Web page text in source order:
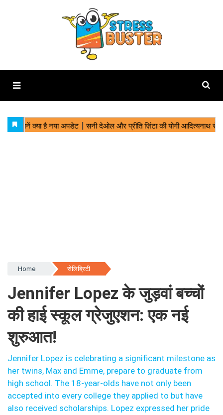
Home सेलिब्रिटी
Jennifer Lopez के जुड़वां बच्चों
की हाई स्कूल ग्रेजुएशन: एक नई
शुरुआत!
Jennifer Lopez is celebrating a significant milestone as
her twins, Max and Emme, prepare to graduate from
high school. The 18-year-olds have not only been
accepted into every college they applied to but have
also received scholarships. Lopez expressed her pride